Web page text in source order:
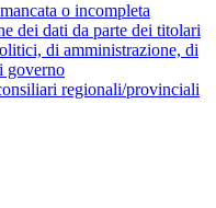
o incompleta
dei dati da parte dei titolari
di amministrazione, di
governo
regionali/provinciali